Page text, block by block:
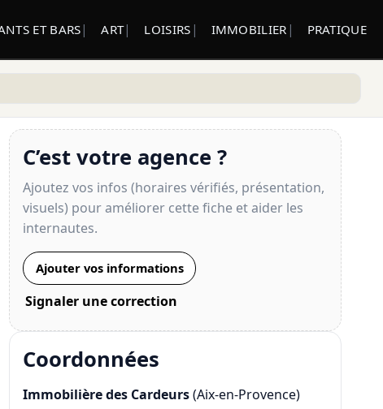
ET BARS ART LOISIRS IMMOBILIER PRATIQUE
C’est votre agence ?
Ajoutez vos infos (horaires vérifiés, présentation,
visuels) pour améliorer cette fiche et aider les
internautes.
Ajouter vos informations
Signaler une correction
Coordonnées
Immobilière des Cardeurs(Aix-en-Provence)